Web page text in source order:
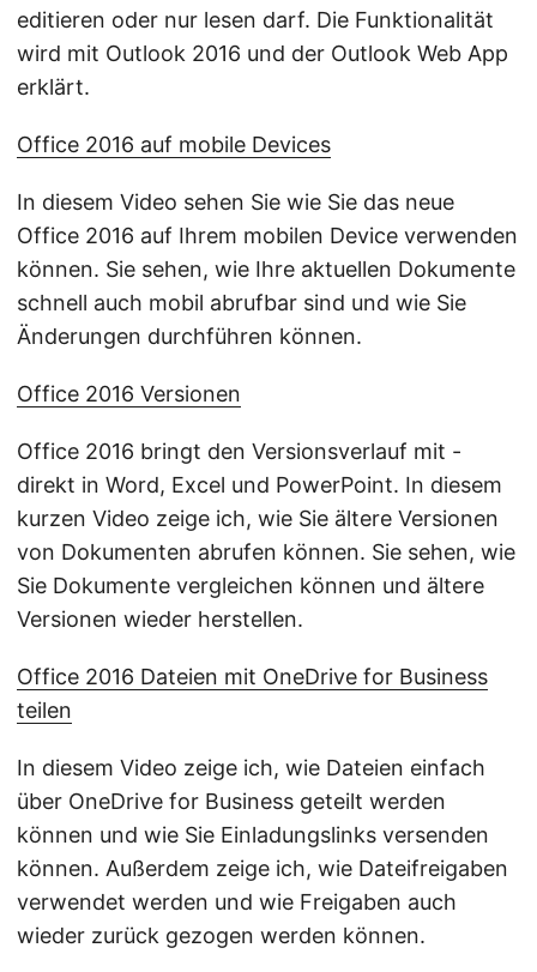
editieren oder nur lesen darf. Die Funktionalität
wird mit Outlook 2016 und der Outlook Web App
erklärt.
Office 2016 auf mobile Devices
In diesem Video sehen Sie wie Sie das neue
Office 2016 auf Ihrem mobilen Device verwenden
können. Sie sehen, wie Ihre aktuellen Dokumente
schnell auch mobil abrufbar sind und wie Sie
Änderungen durchführen können.
Office 2016 Versionen
Office 2016 bringt den Versionsverlauf mit -
direkt in Word, Excel und PowerPoint. In diesem
kurzen Video zeige ich, wie Sie ältere Versionen
von Dokumenten abrufen können. Sie sehen, wie
Sie Dokumente vergleichen können und ältere
Versionen wieder herstellen.
Office 2016 Dateien mit OneDrive for Business
teilen
In diesem Video zeige ich, wie Dateien einfach
über OneDrive for Business geteilt werden
können und wie Sie Einladungslinks versenden
können. Außerdem zeige ich, wie Dateifreigaben
verwendet werden und wie Freigaben auch
wieder zurück gezogen werden können.